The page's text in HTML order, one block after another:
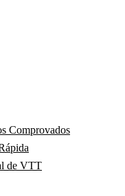
Comprovados
de VTT